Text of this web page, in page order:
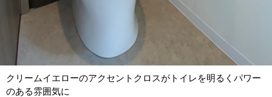
クリームイエローのアクセントクロスがトイレを明るくパワー
のある雰囲気に